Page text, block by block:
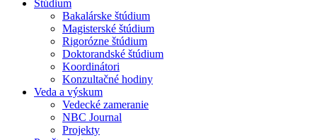
Štúdium
Bakalárske štúdium
Magisterské štúdium
Rigorózne štúdium
Doktorandské štúdium
Koordinátori
Konzultačné hodiny
Veda a výskum
Vedecké zameranie
NBC Journal
Projekty